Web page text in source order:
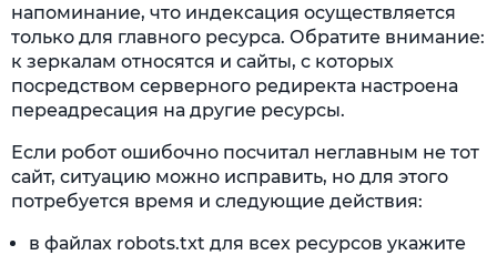
напоминание, что индексация осуществляется
только для главного ресурса. Обратите внимание:
к зеркалам относятся и сайты, с которых
посредством серверного редиректа настроена
переадресация на другие ресурсы.
Если робот ошибочно посчитал неглавным не тот
сайт, ситуацию можно исправить, но для этого
потребуется время и следующие действия:
в файлах robots.txt для всех ресурсов укажите